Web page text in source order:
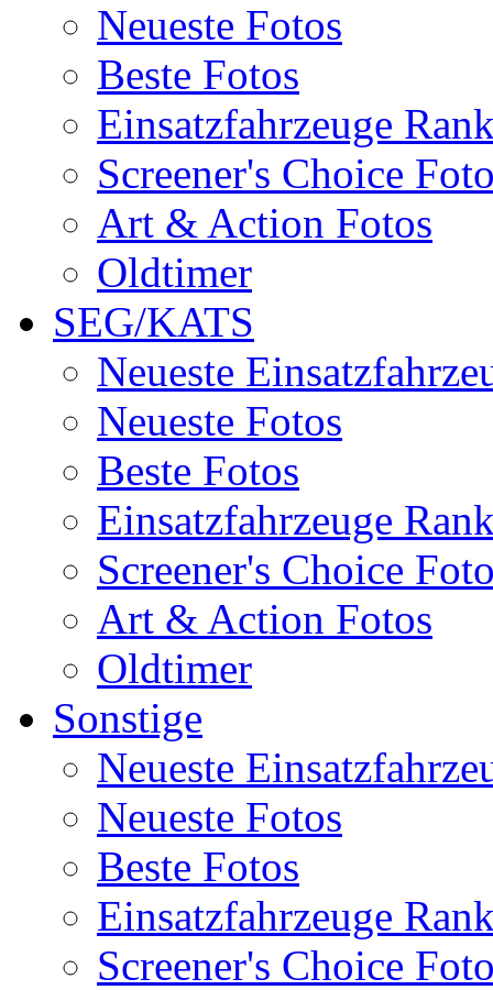
Neueste Fotos
Beste Fotos
Einsatzfahrzeuge
Screener's Choice
Art & Action Fotos
Oldtimer
SEG/KATS
Neueste
Neueste Fotos
Beste Fotos
Einsatzfahrzeuge
Screener's Choice
Art & Action Fotos
Oldtimer
Sonstige
Neueste
Neueste Fotos
Beste Fotos
Einsatzfahrzeuge
Screener's Choice